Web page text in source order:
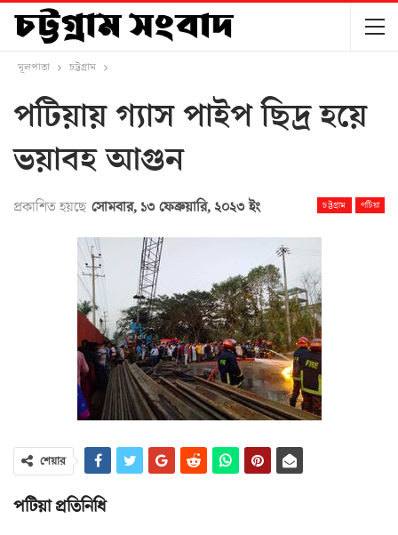
মূলপাতা চট্টগ্রাম
পটিয়ায় গ্যাস পাইপ ছিদ্র হয়ে
ভয়াবহ আগুন
চট্টগ্রাম পটিয়া
প্রকাশিত হয়ছে সোমবার, ১৩ ফেব্রুয়ারি, ২০২৩ ইং
শেয়ার
পটিয়া প্রতিনিধি